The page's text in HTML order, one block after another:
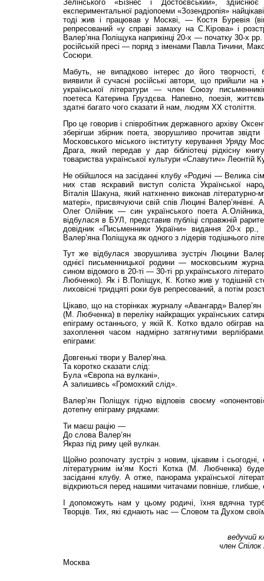
Зелінського «Бізнес і Достоєвський», здійснює
експериментальної радіопоеми «Зозендропія»
тоді жив і працював у Москві, — Костя Буревія
репресований «у справі замаху на С.Кірова» і
Валер’яна Поліщука наприкінці 20-х — початку 30-х
російській пресі — поряд з іменами Павла Тичини,
Сосюри.
Мабуть, не випадково інтерес до його творчості,
виявили й сучасні російські автори, що прийшли на
української літератури — член Союзу
поетеса Катерина Груздєва. Напевно, поезія,
здатні багато чого сказати й нам, людям ХХ століття.
Про це говорив і співробітник державного архіву
зберігши збірник поета, зворушливо прочитав
Московського міського інституту керування Уряду
Драга, який передав у дар бібліотеці рідкісну
товариства української культури «Славутич» Леонтій
Не обійшлося на засіданні клубу «Родичі — Велика
них став яскравий виступ соліста Української
Віталія Шакуна, який натхненно виконав літературно-
матері», присвячуючи свій спів Люцині
Олег Олійник — син українського поета
відбулася в БУЛ, представив публіці справжній
довідник «Письменники України» видання 20-х
Валер’яна Поліщука як одного з лідерів тодішнього
Тут же відбулася зворушлива зустріч Люцини
однієї письменницької родини — московським
сином відомого в 20-ті — 30-ті рр.українського
Любченко). Як і В.Поліщук, К. Котко жив у тодішній
лиховісні тридцяті роки був репресований, а потім
Цікаво, що на сторінках журналу «Авангард»
(М. Любченка) в переліку найкращих українських
епіграму останнього, у якій К. Котко вдало обіграв
захоплення часом надмірно затягнутими
епіграми:
Довгенькі твори у Валер’яна.
Та коротко сказати слід:
Була «Європа на вулкані»,
А залишивсь «Громохкий слід».
Валер’ян Поліщук гідно відповів своєму
дотепну епіграму рядками:
Ти маєш рацію —
До слова Валер’ян
Якраз під риму цей вулкан.
Щойно розпочату зустріч з новим, цікавим і
літературним ім’ям Кості Котка (М. Любченка)
засіданні клубу. А отже, панорама української
відкриються перед нашими читачами повніше, глибше,
І допоможуть нам у цьому родичі, їхня вдячна
Творців. Тих, які єднають нас — Словом та Духом
ведучий
член Спілок
Москва